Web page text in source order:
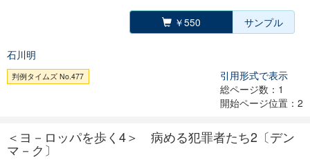
￥550 サンプル
石川明
判例タイムズ No.477
引用形式で表示
総ページ数：1
開始ページ位置：2
＜ヨ－ロッパを歩く4＞ 病める犯罪者たち2〔デン
マ－ク〕